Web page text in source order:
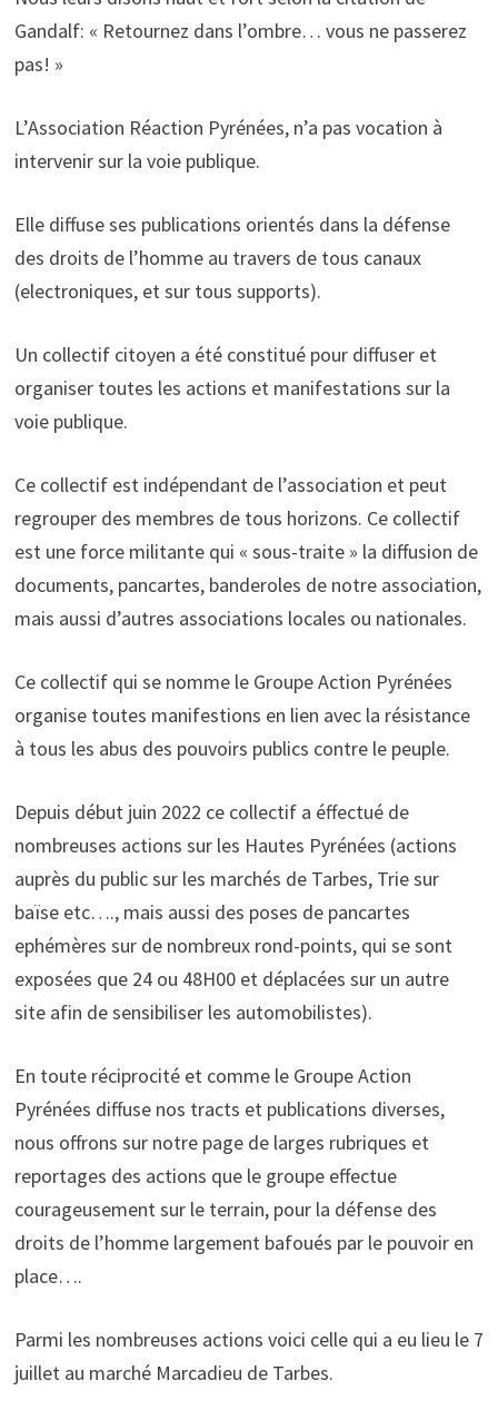
Gandalf: « Retournez dans l’ombre… vous ne passerez
pas! »
L’Association Réaction Pyrénées, n’a pas vocation à
intervenir sur la voie publique.
Elle diffuse ses publications orientés dans la défense
des droits de l’homme au travers de tous canaux
(electroniques, et sur tous supports).
Un collectif citoyen a été constitué pour diffuser et
organiser toutes les actions et manifestations sur la
voie publique.
Ce collectif est indépendant de l’association et peut
regrouper des membres de tous horizons. Ce collectif
est une force militante qui « sous-traite » la diffusion de
documents, pancartes, banderoles de notre association,
mais aussi d’autres associations locales ou nationales.
Ce collectif qui se nomme le Groupe Action Pyrénées
organise toutes manifestions en lien avec la résistance
à tous les abus des pouvoirs publics contre le peuple.
Depuis début juin 2022 ce collectif a éffectué de
nombreuses actions sur les Hautes Pyrénées (actions
auprès du public sur les marchés de Tarbes, Trie sur
baïse etc…., mais aussi des poses de pancartes
ephémères sur de nombreux rond-points, qui se sont
exposées que 24 ou 48H00 et déplacées sur un autre
site afin de sensibiliser les automobilistes).
En toute réciprocité et comme le Groupe Action
Pyrénées diffuse nos tracts et publications diverses,
nous offrons sur notre page de larges rubriques et
reportages des actions que le groupe effectue
courageusement sur le terrain, pour la défense des
droits de l’homme largement bafoués par le pouvoir en
place….
Parmi les nombreuses actions voici celle qui a eu lieu le 7
juillet au marché Marcadieu de Tarbes.